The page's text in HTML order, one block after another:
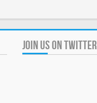
JOIN US ON TWITTER